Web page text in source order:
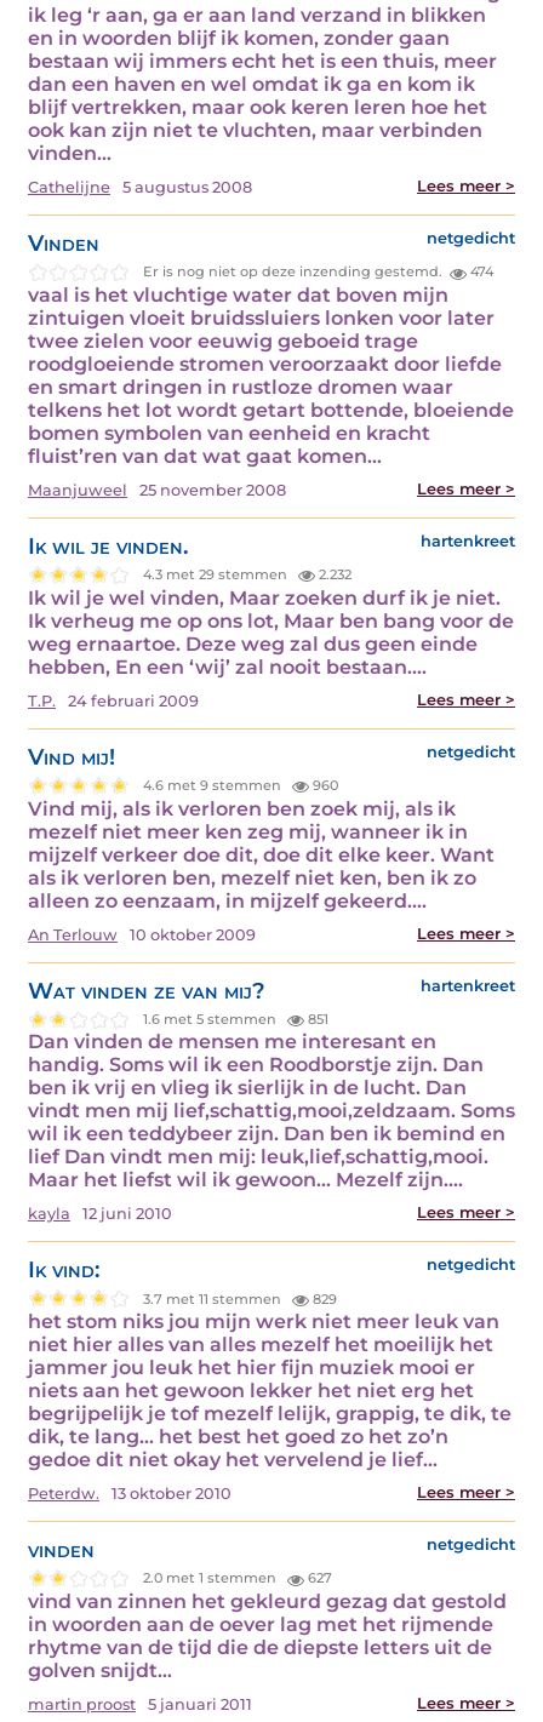
ik leg ‘r aan, ga er aan land verzand in blikken
en in woorden blijf ik komen, zonder gaan
bestaan wij immers echt het is een thuis, meer
dan een haven en wel omdat ik ga en kom ik
blijf vertrekken, maar ook keren leren hoe het
ook kan zijn niet te vluchten, maar verbinden
vinden…
Cathelijne 5 augustus 2008 Lees meer >
Vinden netgedicht
Er is nog niet op deze inzending gestemd. 474
vaal is het vluchtige water dat boven mijn
zintuigen vloeit bruidssluiers lonken voor later
twee zielen voor eeuwig geboeid trage
roodgloeiende stromen veroorzaakt door liefde
en smart dringen in rustloze dromen waar
telkens het lot wordt getart bottende, bloeiende
bomen symbolen van eenheid en kracht
fluist’ren van dat wat gaat komen…
Maanjuweel 25 november 2008 Lees meer >
Ik wil je vinden. hartenkreet
4.3 met 29 stemmen 2.232
Ik wil je wel vinden, Maar zoeken durf ik je niet.
Ik verheug me op ons lot, Maar ben bang voor de
weg ernaartoe. Deze weg zal dus geen einde
hebben, En een ‘wij’ zal nooit bestaan.…
T.P. 24 februari 2009 Lees meer >
Vind mij! netgedicht
4.6 met 9 stemmen 960
Vind mij, als ik verloren ben zoek mij, als ik
mezelf niet meer ken zeg mij, wanneer ik in
mijzelf verkeer doe dit, doe dit elke keer. Want
als ik verloren ben, mezelf niet ken, ben ik zo
alleen zo eenzaam, in mijzelf gekeerd.…
An Terlouw 10 oktober 2009 Lees meer >
Wat vinden ze van mij? hartenkreet
1.6 met 5 stemmen 851
Dan vinden de mensen me interesant en
handig. Soms wil ik een Roodborstje zijn. Dan
ben ik vrij en vlieg ik sierlijk in de lucht. Dan
vindt men mij lief,schattig,mooi,zeldzaam. Soms
wil ik een teddybeer zijn. Dan ben ik bemind en
lief Dan vindt men mij: leuk,lief,schattig,mooi.
Maar het liefst wil ik gewoon... Mezelf zijn.…
kayla 12 juni 2010 Lees meer >
Ik vind: netgedicht
3.7 met 11 stemmen 829
het stom niks jou mijn werk niet meer leuk van
niet hier alles van alles mezelf het moeilijk het
jammer jou leuk het hier fijn muziek mooi er
niets aan het gewoon lekker het niet erg het
begrijpelijk je tof mezelf lelijk, grappig, te dik, te
dik, te lang… het best het goed zo het zo’n
gedoe dit niet okay het vervelend je lief…
Peterdw. 13 oktober 2010 Lees meer >
vinden netgedicht
2.0 met 1 stemmen 627
vind van zinnen het gekleurd gezag dat gestold
in woorden aan de oever lag met het rijmende
rhytme van de tijd die de diepste letters uit de
golven snijdt…
martin proost 5 januari 2011 Lees meer >